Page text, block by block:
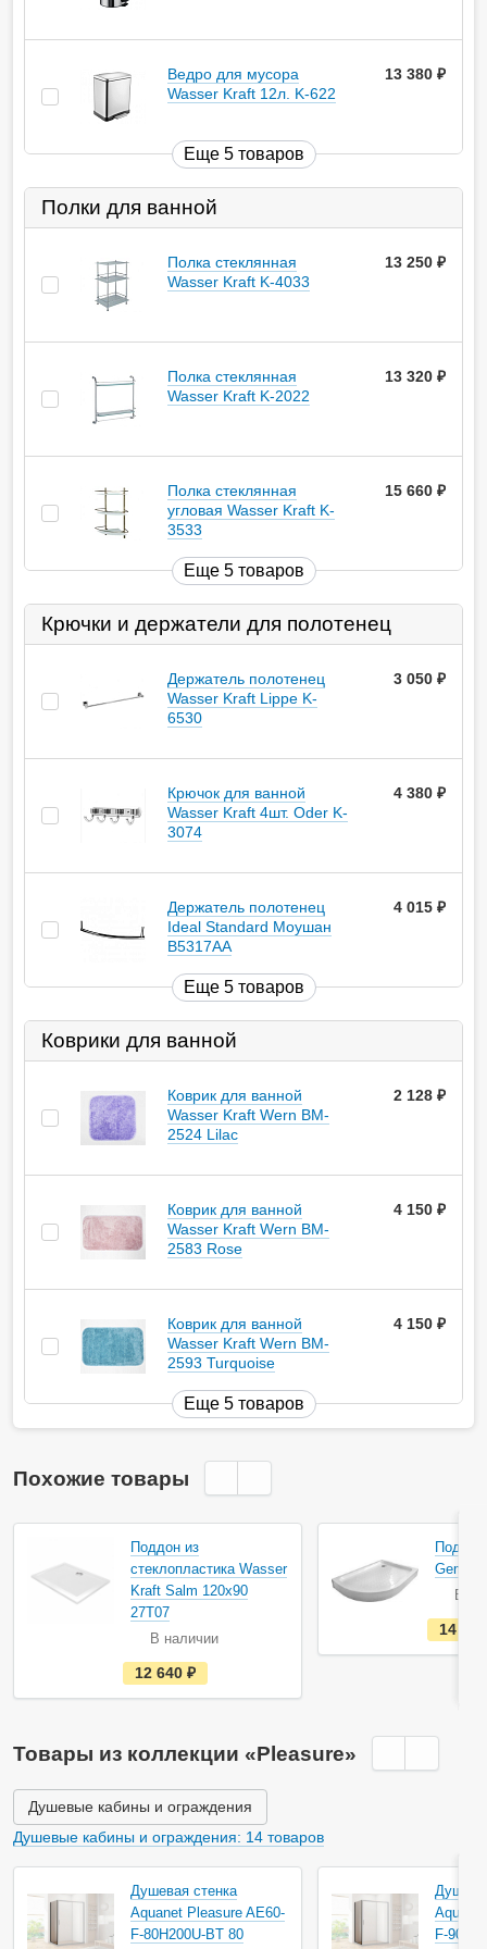
Ведро для мусора
Wasser Kraft 12л. K-622
13 380
Еще 5 товаров
Полки для ванной
Полка стеклянная
Wasser Kraft K-4033
13 250
Полка стеклянная
Wasser Kraft K-2022
13 320
Полка стеклянная
угловая Wasser Kraft K-
3533
15 660
Еще 5 товаров
Крючки и держатели для полотенец
Держатель полотенец
Wasser Kraft Lippe K-
6530
3 050
Крючок для ванной
Wasser Kraft 4шт. Oder K-
3074
4 380
Держатель полотенец
Ideal Standard Моушан
B5317AA
4 015
Еще 5 товаров
Коврики для ванной
Коврик для ванной
Wasser Kraft Wern BM-
2524 Lilac
2 128
Коврик для ванной
Wasser Kraft Wern BM-
2583 Rose
4 150
Коврик для ванной
Wasser Kraft Wern BM-
2593 Turquoise
4 150
Еще 5 товаров
Похожие товары
Поддон из
стеклопластика Wasser
Kraft Salm 120х90
27T07
В наличии
е
с
т
а
и
ч
и
и
12 640
Gemy
В
14
Товары из коллекции «Pleasure»
Душевые кабины и ограждения
Душевые кабины и ограждения: 14 товаров
Душевая стенка
Aquanet Pleasure AE60-
F-80H200U-BT 80
F-